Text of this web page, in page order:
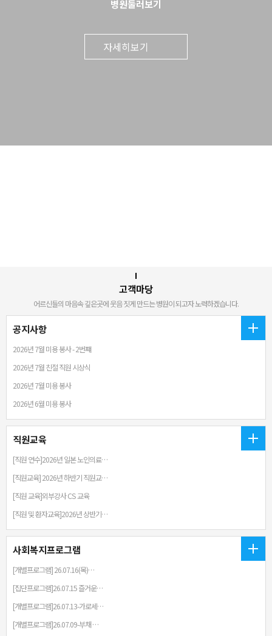
병원둘러보기
자세히보기
고객마당
어르신들의 마음속 깊은곳에 웃음 짓게 만드는 병원이 되고자 노력하겠습니다.
공지사항
2026년 7월 미용 봉사 - 2번쨰
2026년 7월 친절 직원 시상식
2026년 7월 미용 봉사
2026년 6월 미용 봉사
직원교육
[직원 연수]2026년 일본 노인의료…
[직원교육] 2026년 하반기 직원교…
[직원 교육]외부강사 CS 교육
[직원 및 환자교육]2026년 상반기…
사회복지프로그램
[개별프로그램] 26.07.16(목)…
[집단프로그램]26.07.15 즐거운…
[개별프로그램]26.07.13-가로세…
[개별프로그램]26.07.09-부채 …